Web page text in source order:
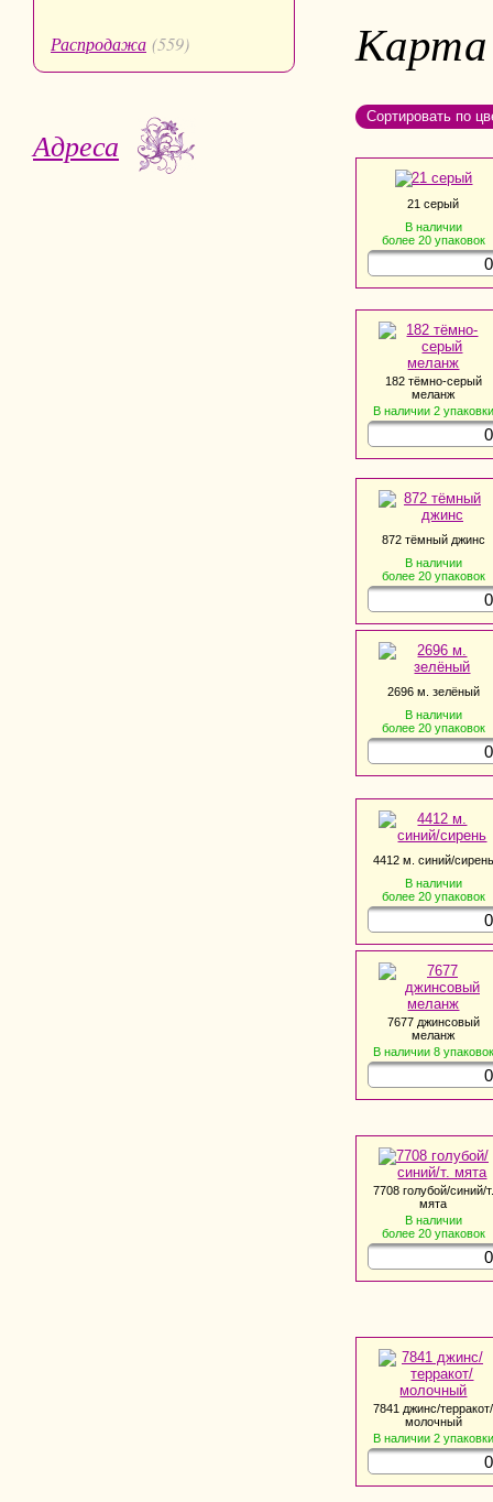
Распродажа (559)
Адреса
Карта
Сортировать по
21 серый
В наличии
более 20 упаковок
182 тёмно-серый
меланж
В наличии 2 упаковки
872 тёмный джинс
В наличии
более 20 упаковок
2696 м. зелёный
В наличии
более 20 упаковок
4412 м. синий/сирень
В наличии
более 20 упаковок
7677 джинсовый
меланж
В наличии 8 упаковок
7708 голубой/синий/т.
мята
В наличии
более 20 упаковок
7841 джинс/терракот/
молочный
В наличии 2 упаковки